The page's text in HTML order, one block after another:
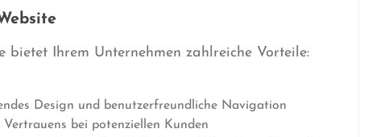
bietet Ihrem Unternehmen zahlreiche Vorteile:
Design und benutzerfreundliche Navigation
bei potenziellen Kunden